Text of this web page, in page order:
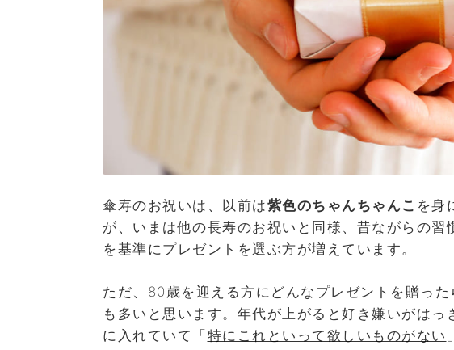
傘寿のお祝いは、以前は紫色のちゃんちゃんこ を身
が、いまは他の長寿のお祝いと同様、昔ながらの習
を基準にプレゼントを選ぶ方が増えています。
ただ、80歳を迎える方にどんなプレゼントを贈っ
も多いと思います。年代が上がると好き嫌いがは
に入れていて「特にこれといって欲しいものがない